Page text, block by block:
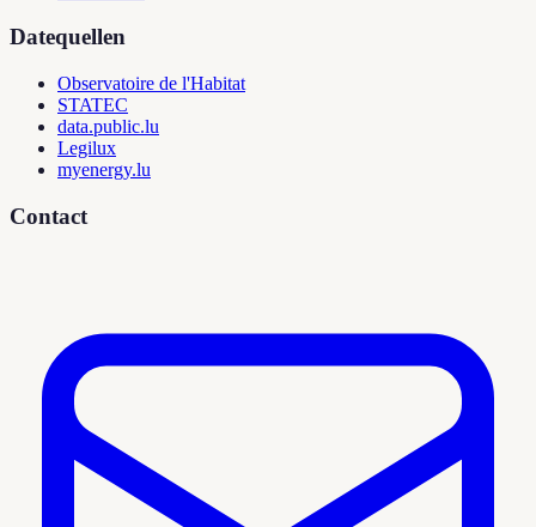
Datequellen
Observatoire de l'Habitat
STATEC
data.public.lu
Legilux
myenergy.lu
Contact